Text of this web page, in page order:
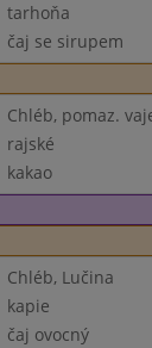
tarhoňa
čaj se sirupem
Chléb, pomaz.
rajské
kakao
Chléb, Lučina
kapie
čaj ovocný